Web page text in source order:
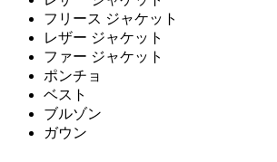
フリース ジャケット
レザー ジャケット
ファー ジャケット
ポンチョ
ベスト
ブルゾン
ガウン